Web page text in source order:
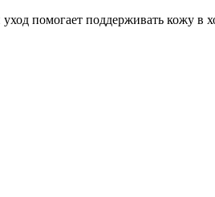
помогает поддерживать кожу в